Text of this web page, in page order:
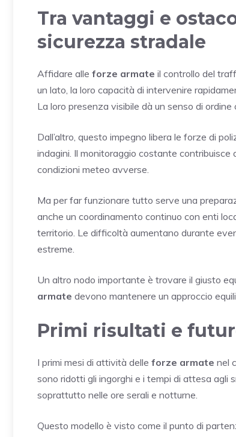
Tra vantaggi e
sicurezza stradale
Affidare alle forze armate il controllo del
un lato, la loro capacità di intervenire
La loro presenza visibile dà un senso di ordine
Dall’altro, questo impegno libera le forze di
indagini. Il monitoraggio costante
condizioni meteo avverse.
Ma per far funzionare tutto serve una
anche un coordinamento continuo con enti
territorio. Le difficoltà aumentano durante
estreme.
Un altro nodo importante è trovare il giusto
armate devono mantenere un approccio
Primi risultati e
I primi mesi di attività delle forze armate nel
sono ridotti gli ingorghi e i tempi di attesa agli
soprattutto nelle ore serali e notturne.
Questo modello è visto come il punto di